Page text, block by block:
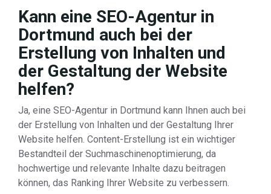
Kann eine SEO-Agentur in
Dortmund auch bei der
Erstellung von Inhalten und
der Gestaltung der Website
helfen?
Ja, eine SEO-Agentur in Dortmund kann Ihnen auch bei
der Erstellung von Inhalten und der Gestaltung Ihrer
Website helfen. Content-Erstellung ist ein wichtiger
Bestandteil der Suchmaschinenoptimierung, da
hochwertige und relevante Inhalte dazu beitragen
können, das Ranking Ihrer Website zu verbessern.